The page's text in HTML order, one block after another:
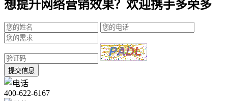
想提升网络营销效果？欢迎携手多荣多
提交信息
400-622-6167